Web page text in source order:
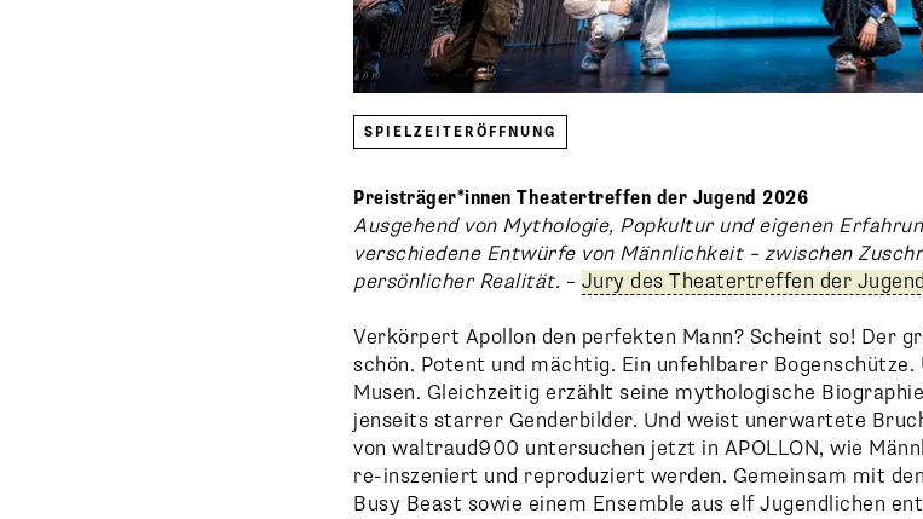
SPIELZEITERÖFFNUNG
Preisträger*innen Theatertreffen der Jugend 2026
Ausgehend von Mythologie, Popkultur und eigenen
verschiedene Entwürfe von Männlichkeit – zwischen
persönlicher Realität. – Jury des Theatertreffen der Jugend
Verkörpert Apollon den perfekten Mann? Scheint so! Der
schön. Potent und mächtig. Ein unfehlbarer Bogenschütze.
Musen. Gleichzeitig erzählt seine mythologische
jenseits starrer Genderbilder. Und weist unerwartete
von waltraud900 untersuchen jetzt in APOLLON, wie
re-inszeniert und reproduziert werden. Gemeinsam mit
Busy Beast sowie einem Ensemble aus elf Jugendlichen